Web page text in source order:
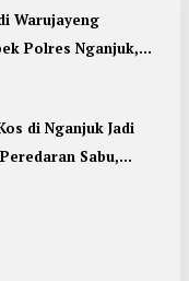
Warujayeng
Polres Nganjuk,
di Nganjuk Jadi
Sabu,